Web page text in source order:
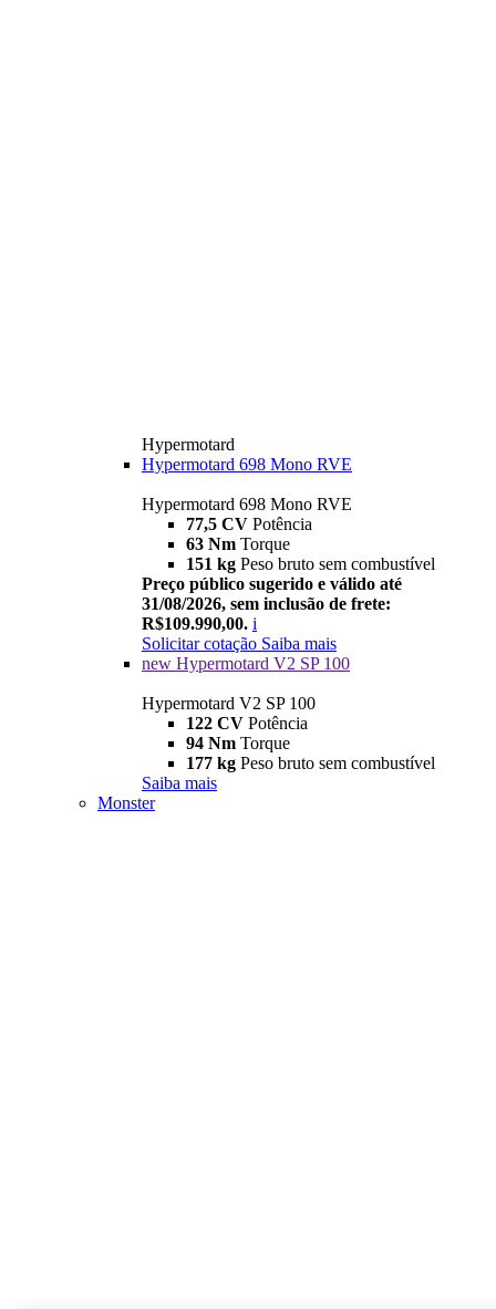
Hypermotard
Hypermotard 698 Mono RVE
Hypermotard 698 Mono RVE
77,5 CV Potência
63 Nm Torque
151 kg Peso bruto sem combustível
Preço público sugerido e válido até
31/08/2026, sem inclusão de frete:
R$109.990,00. i
Solicitar cotação Saiba mais
new Hypermotard V2 SP 100
Hypermotard V2 SP 100
122 CV Potência
94 Nm Torque
177 kg Peso bruto sem combustível
Saiba mais
Monster